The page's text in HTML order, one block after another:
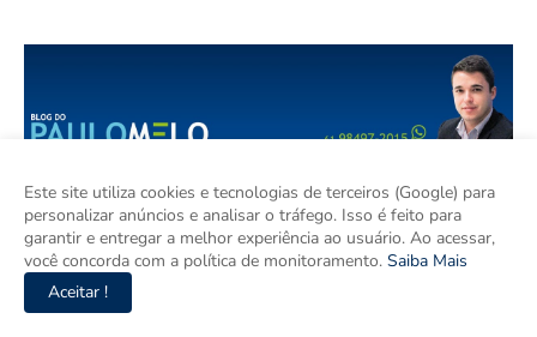
Este site utiliza cookies e tecnologias de terceiros (Google) para
personalizar anúncios e analisar o tráfego. Isso é feito para
garantir e entregar a melhor experiência ao usuário. Ao acessar,
você concorda com a política de monitoramento. Saiba Mais
Aceitar !